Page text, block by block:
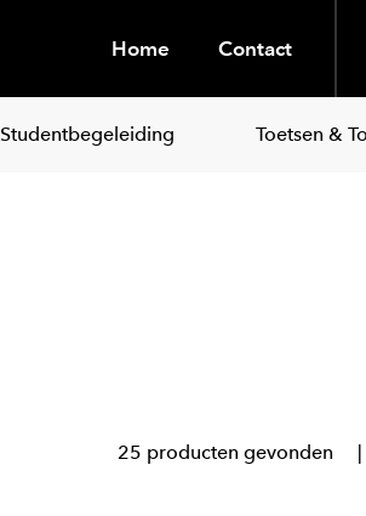
Home Contact
Studentbegeleiding Toetsen &
25 producten gevonden